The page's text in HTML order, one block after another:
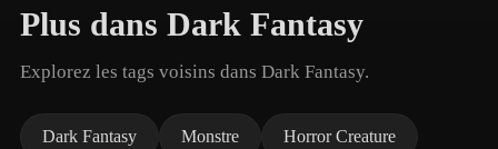
Plus dans Dark Fantasy
Explorez les tags voisins dans Dark Fantasy.
Dark Fantasy Monstre Horror Creature